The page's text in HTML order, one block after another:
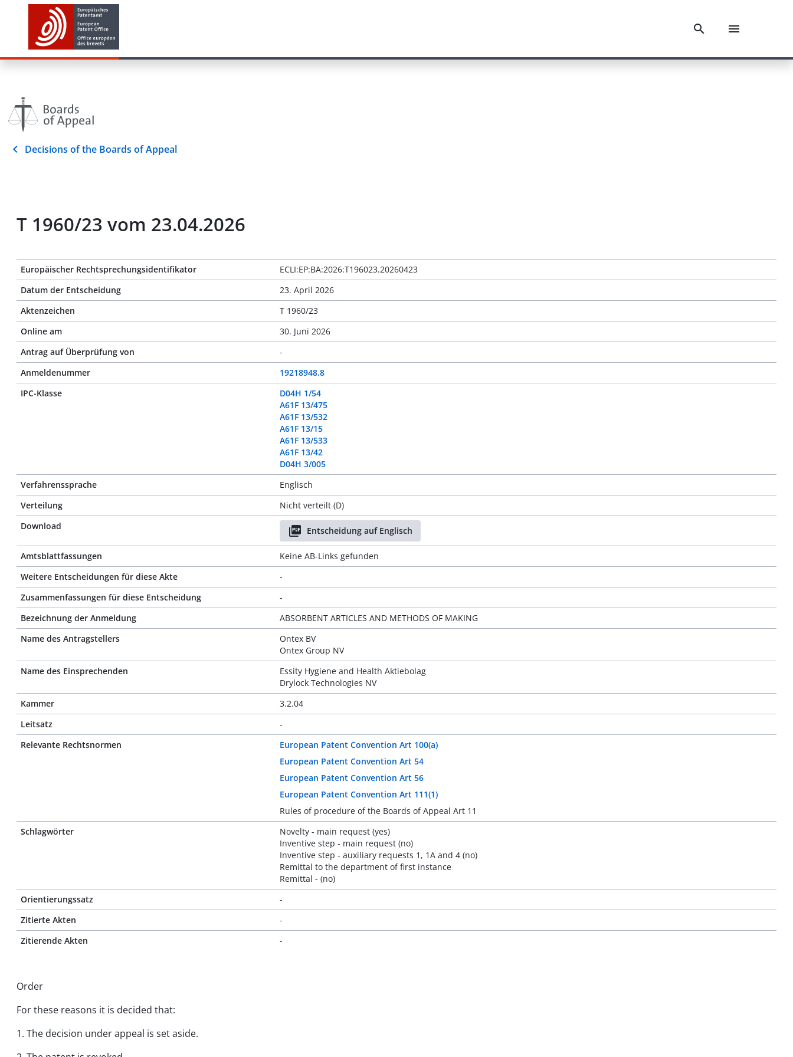
Decisions of the Boards of Appeal
T 1960/23 vom 23.04.2026
Europäischer Rechtsprechungsidentifikator
ECLI:EP:BA:2026:T196023.20260423
Datum der Entscheidung
23. April 2026
Aktenzeichen
T 1960/23
Online am
30. Juni 2026
Antrag auf Überprüfung von
-
Anmeldenummer
19218948.8
IPC-Klasse
D04H 1/54
A61F 13/475
A61F 13/532
A61F 13/15
A61F 13/533
A61F 13/42
D04H 3/005
Verfahrenssprache
Englisch
Verteilung
Nicht verteilt (D)
Download
Entscheidung auf Englisch
Amtsblattfassungen
Keine AB-Links gefunden
Weitere Entscheidungen für diese Akte
-
Zusammenfassungen für diese Entscheidung
-
Bezeichnung der Anmeldung
ABSORBENT ARTICLES AND METHODS OF MAKING
Name des Antragstellers
Ontex BV
Ontex Group NV
Name des Einsprechenden
Essity Hygiene and Health Aktiebolag
Drylock Technologies NV
Kammer
3.2.04
Leitsatz
-
Relevante Rechtsnormen
European Patent Convention Art 100(a)
European Patent Convention Art 54
European Patent Convention Art 56
European Patent Convention Art 111(1)
Rules of procedure of the Boards of Appeal Art 11
Schlagwörter
Novelty - main request (yes)
Inventive step - main request (no)
Inventive step - auxiliary requests 1, 1A and 4 (no)
Remittal to the department of first instance
Remittal - (no)
Orientierungssatz
-
Zitierte Akten
-
Zitierende Akten
-
Order
For these reasons it is decided that:
1. The decision under appeal is set aside.